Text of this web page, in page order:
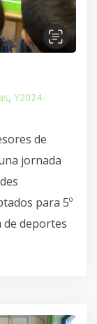
, Y2024-
de
jornada
para 5º
deportes